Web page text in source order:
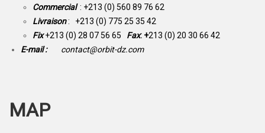
Commercial : +213 (0) 560 89 76 62
Livraison: +213 (0) 775 25 35 42
Fix +213 (0) 28 07 56 65 Fax: +213 (0) 20 30 66 42
E-mail :
contact@orbit-dz.com
MAP